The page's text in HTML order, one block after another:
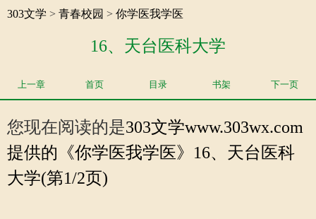
303文学 > 青春校园 > 你学医我学医
16、天台医科大学
上一章 首页 目录 书架 下一页
您现在阅读的是303文学www.303wx.com
提供的《你学医我学医》16、天台医科
大学(第1/2页)